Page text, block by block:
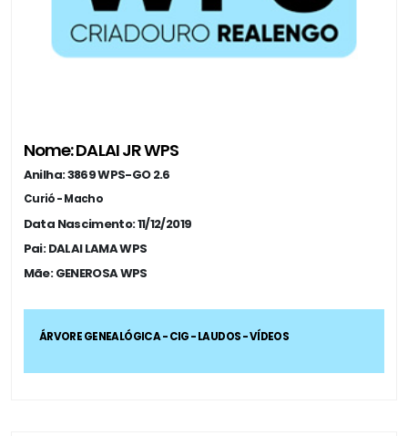
Nome: DALAI JR WPS
Anilha: 3869 WPS-GO 2.6
Curió - Macho
Data Nascimento: 11/12/2019
Pai: DALAI LAMA WPS
Mãe: GENEROSA WPS
ÁRVORE GENEALÓGICA - CIG - LAUDOS - VÍDEOS